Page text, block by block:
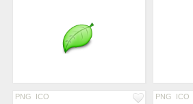
PNG ICO PNG ICO